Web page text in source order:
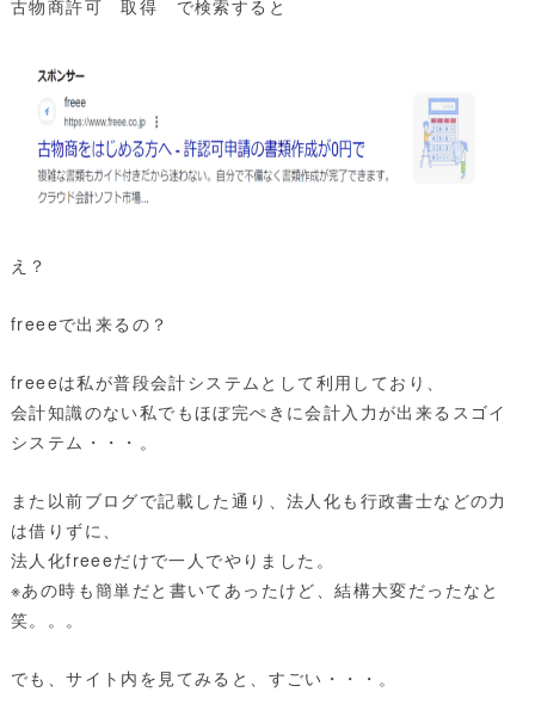
古物商許可 取得 で検索すると
え？
freeeで出来るの？
freeeは私が普段会計システムとして利用しており、
会計知識のない私でもほぼ完ぺきに会計入力が出来るスゴイ
システム・・・。
また以前ブログで記載した通り、法人化も行政書士などの力
は借りずに、
法人化freeeだけで一人でやりました。
※あの時も簡単だと書いてあったけど、結構大変だったなと
笑。。。
でも、サイト内を見てみると、すごい・・・。